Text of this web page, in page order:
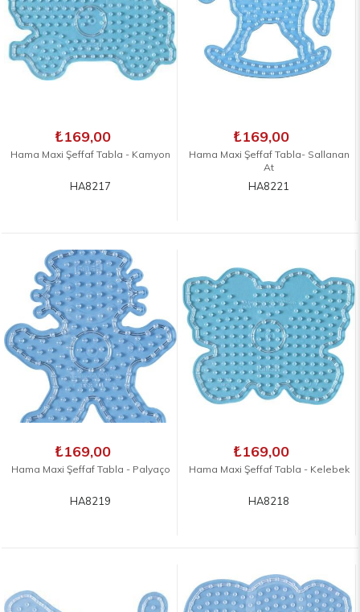
Hama Maxi Şeffaf Tabla - Kamyon
HA8217
₺169,00
Hama Maxi Şeffaf Tabla- Sallanan
At
HA8221
₺169,00
Hama Maxi Şeffaf Tabla - Palyaço
HA8219
₺169,00
Hama Maxi Şeffaf Tabla - Kelebek
HA8218
₺169,00